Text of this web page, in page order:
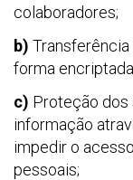
colaboradores;
b)
forma
c) Proteção dos
informação
impedir o
pessoais;